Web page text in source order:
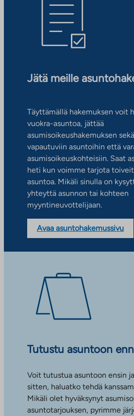
Jätä meille
Täyttämällä hakemuksen voit
vuokra-asuntoa, jättää
asumisoikeushakemuksen
vapautuviin asuntoihin että
asumisoikeuskohteisiin. Saat
heti kun voimme tarjota
asuntoa. Mikäli sinulla on
yhteyttä asunnon tai kohteen
myyntineuvottelijaan.
Avaa asuntohakemussivu
Tutustu asuntoon
Voit tutustua asuntoon ensin
sitten, haluatko tehdä
Mikäli olet hyväksynyt
asuntotarjouksen, pyrimme